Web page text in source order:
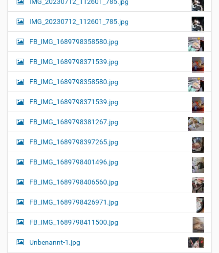
IMG_20230712_112601_785.jpg
IMG_20230712_112601_785.jpg
FB_IMG_1689798358580.jpg
FB_IMG_1689798371539.jpg
FB_IMG_1689798358580.jpg
FB_IMG_1689798371539.jpg
FB_IMG_1689798381267.jpg
FB_IMG_1689798397265.jpg
FB_IMG_1689798401496.jpg
FB_IMG_1689798406560.jpg
FB_IMG_1689798426971.jpg
FB_IMG_1689798411500.jpg
Unbenannt-1.jpg